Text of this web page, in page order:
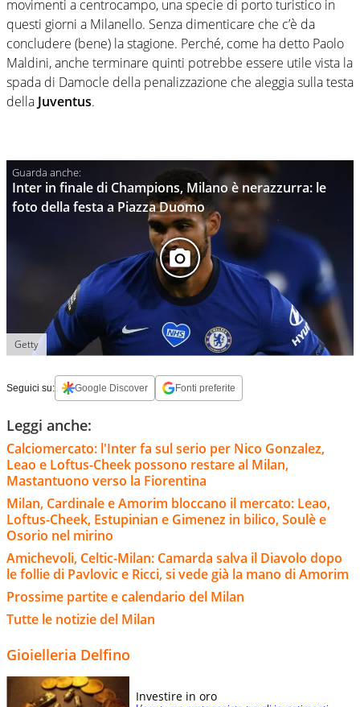
movimenti a centrocampo, una specie di porto turistico in
questi giorni a Milanello. Senza dimenticare che c’è da
concludere (bene) la stagione. Perché, come ha detto Paolo
Maldini, anche terminare quinti potrebbe essere utile vista la
spada di Damocle della penalizzazione che aleggia sulla testa
della Juventus.
Inter in finale di Champions, Milano è nerazzurra: le
foto della festa a Piazza Duomo
Getty
Seguici su: Google Discover Fonti preferite
Leggi anche:
Calciomercato: l'Inter fa sul serio per Nico Gonzalez,
Leao e Loftus-Cheek possono restare al Milan,
Mastantuono verso la Fiorentina
Milan, Cardinale e Amorim bloccano il mercato: Leao,
Loftus-Cheek, Estupinian e Gimenez in bilico, Soulè e
Osorio nel mirino
Amichevoli, Celtic-Milan: Camarda salva il Diavolo dopo
le follie di Pavlovic e Ricci, si vede già la mano di Amorim
Prossime partite e calendario del Milan
Tutte le notizie del Milan
Gioielleria Delfino
Investire in oro